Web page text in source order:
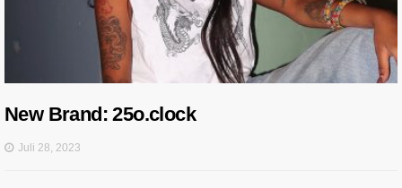
New Brand: 25o.clock
Juli 28, 2023